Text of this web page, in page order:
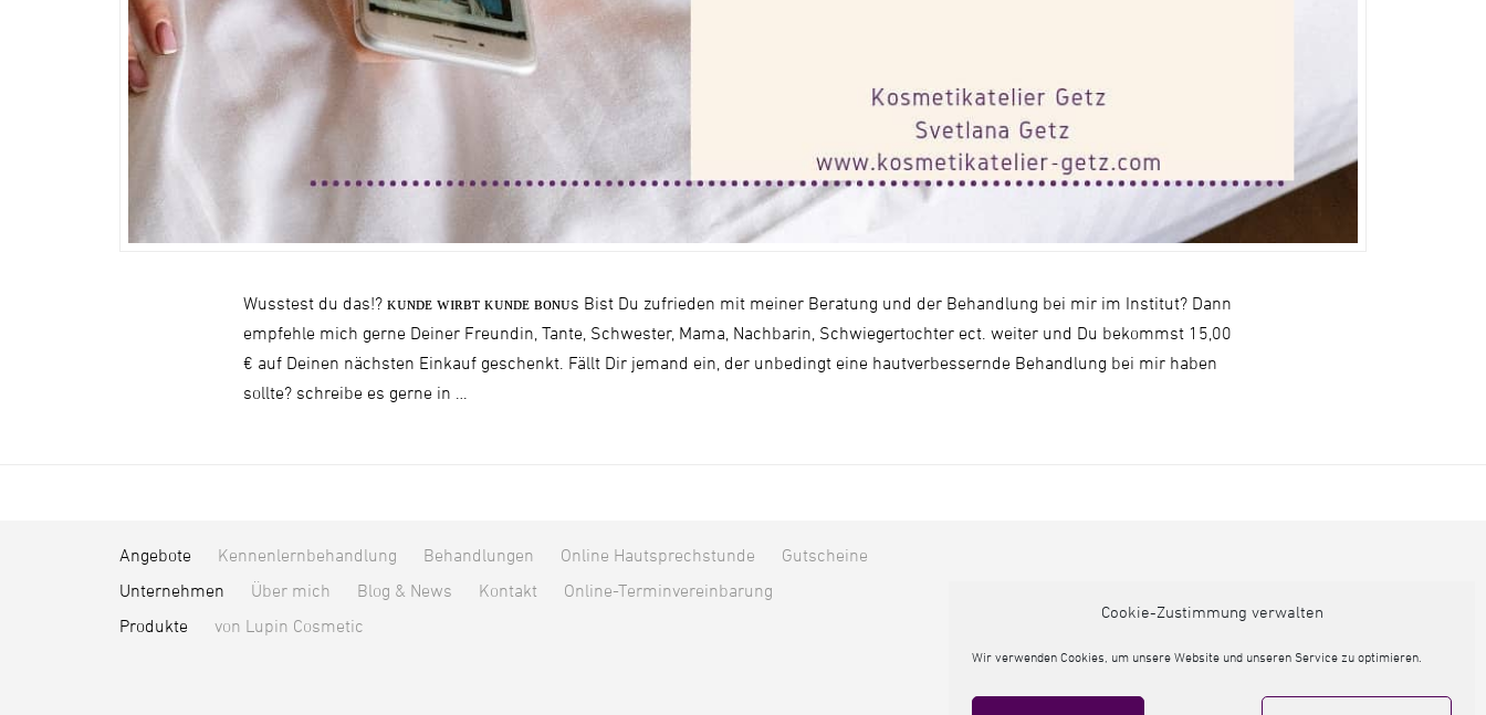
Cookie-Zustimmung verwalten
Wir verwenden Cookies, um unsere Website und unseren Service zu optimieren.
Wusstest du das!? ᴋᴜɴᴅᴇ ᴡɪʀʙᴛ ᴋᴜɴᴅᴇ ʙᴏɴᴜs Bist Du zufrieden mit meiner Beratung und der Behandlung bei mir im Institut? Dann
empfehle mich gerne Deiner Freundin, Tante, Schwester, Mama, Nachbarin, Schwiegertochter ect. weiter und Du bekommst 15,00
€ auf Deinen nächsten Einkauf geschenkt. Fällt Dir jemand ein, der unbedingt eine hautverbessernde Behandlung bei mir haben
sollte? schreibe es gerne in …
Angebote Kennenlernbehandlung Behandlungen Online Hautsprechstunde
Gutscheine
Unternehmen
Über mich Blog & News Kontakt
Online-Terminvereinbarung
Produkte
von Lupin Cosmetic